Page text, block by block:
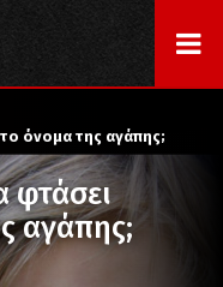
όνομα της αγάπης;
φτάσει
αγάπης;